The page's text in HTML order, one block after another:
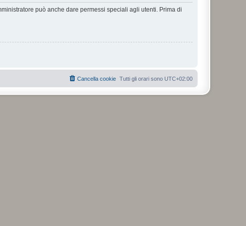
può anche dare permessi speciali agli utenti. Prima di
Tutti gli orari sono UTC+02:00
Cancella cookie